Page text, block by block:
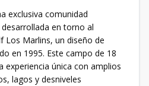
exclusiva comunidad
en torno al
Los Marlins, un diseño de
en 1995. Este campo de 18
experiencia única con amplios
lagos y desniveles